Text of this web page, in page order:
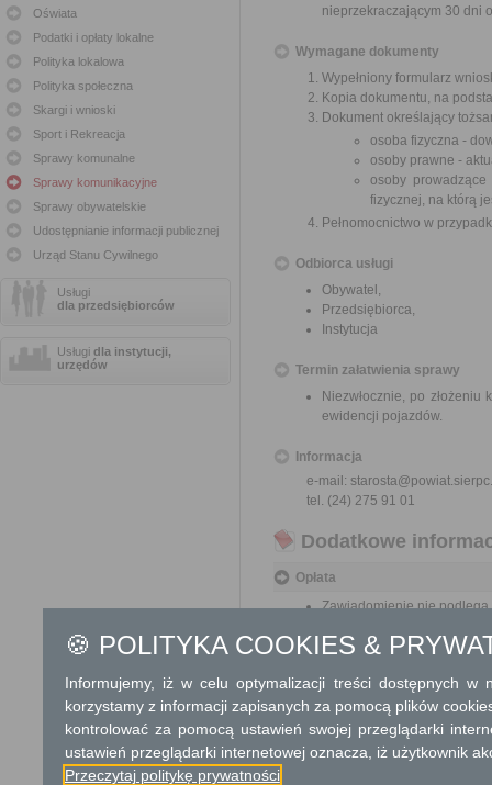
Oświata
Podatki i opłaty lokalne
Polityka lokalowa
Polityka społeczna
Skargi i wnioski
Sport i Rekreacja
Sprawy komunalne
Sprawy komunikacyjne
Sprawy obywatelskie
Udostępnianie informacji publicznej
Urząd Stanu Cywilnego
Usługi
dla przedsiębiorców
Usługi dla instytucji,
urzędów
nieprzekraczającym 30 dni
Wymagane dokumenty
Wypełniony formularz
Kopia dokumentu, na
Dokument określający
osoba fizyczna -
osoby prawne -
osoby
fizycznej, na którą
Pełnomocnictwo w
Odbiorca usługi
Obywatel,
Przedsiębiorca,
Instytucja
Termin załatwienia sprawy
Niezwłocznie, po
ewidencji pojazdów.
Informacja
e-mail:
tel. (24) 275 91 01
Dodatkowe
Opłata
Zawiadomienie nie podlega
jego odpisu, wypisu lub
Tryb odwoławczy
🍪 POLITYKA COOKIES &
Informujemy, iż w celu optymalizacji treści dostępnych w
korzystamy z informacji zapisanych za pomocą plików
kontrolować za pomocą ustawień swojej przeglądarki
ustawień przeglądarki internetowej oznacza, iż użytkownik
Przeczytaj politykę prywatności